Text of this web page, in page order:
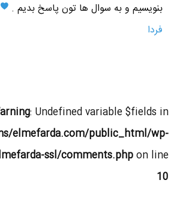
بنویسیم و به سوال ها تون پاسخ بدیم .
فردا
: Undefined variable $fields in
elmefarda.com/public_html/wp-
ssl/comments.phpon line
10